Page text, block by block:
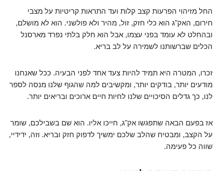
החל מזיהוי הפרעות קצב קלות ועד התראות קריטיות על מצבי
חירום, האק"ג הוא כלי חזק, זול, מהיר ולא פולשני. הוא לא מושלם,
ובהחלט לא עומד בפני עצמו, אבל הוא חלק בלתי נפרד מארסנל
הכלים שברשותנו לשמירה על לב בריא.
זכרו, המטרה היא תמיד להיות צעד אחד לפני הבעיה. ככל שאנחנו
מודעים יותר, בודקים יותר, ומקשיבים למה שהגוף שלנו מנסה לספר
לנו, כך גדלים הסיכויים שלנו לחיות חיים ארוכים ובריאים יותר.
אז בפעם הבאה שתפגשו אק"ג, חייכו אליו. הוא שם בשבילכם, שומר
על הקצב, ומבטיח שהלב שלכם ימשיך לדפוק חזק ובריא. וזה, ידידיי,
שווה כל פעימה.